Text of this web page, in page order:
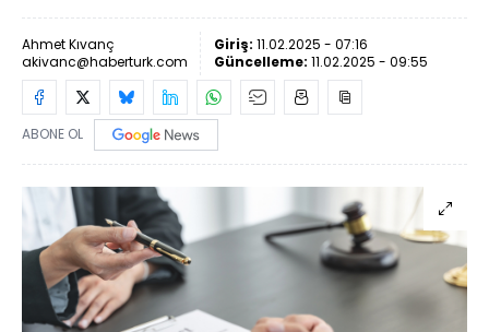
Ahmet Kıvanç
akivanc@haberturk.com
Giriş: 11.02.2025 - 07:16
Güncelleme: 11.02.2025 - 09:55
ABONE OL